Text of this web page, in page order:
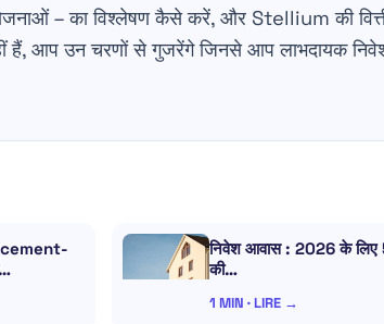
– का विश्लेषण कैसे करें, और Stellium की
हैं, आप उन चरणों से गुजरेंगे जिनसे आप लाभदायक निवेश
निवेश आवास : 2026 के
की…
1 MIN · LIRE →